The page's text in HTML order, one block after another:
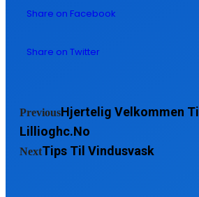
Share on Facebook
Share on Twitter
PreviousHjertelig Velkommen Til
Lillioghc.no
NextTips Til Vindusvask